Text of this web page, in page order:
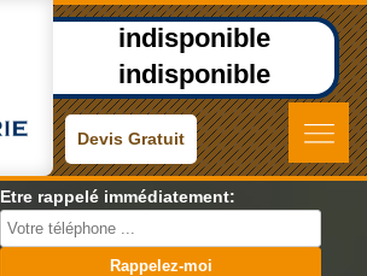
indisponible
indisponible
Devis Gratuit
Etre rappelé immédiatement: